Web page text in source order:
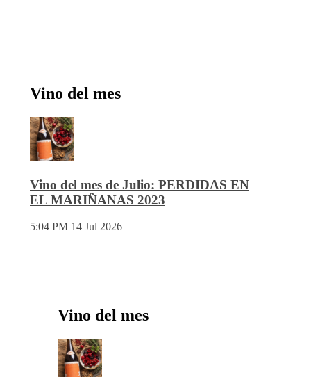
Vino del mes
Vino del mes de Julio: PERDIDAS EN
EL MARIÑANAS 2023
5:04 PM 14 Jul 2026
Vino del mes